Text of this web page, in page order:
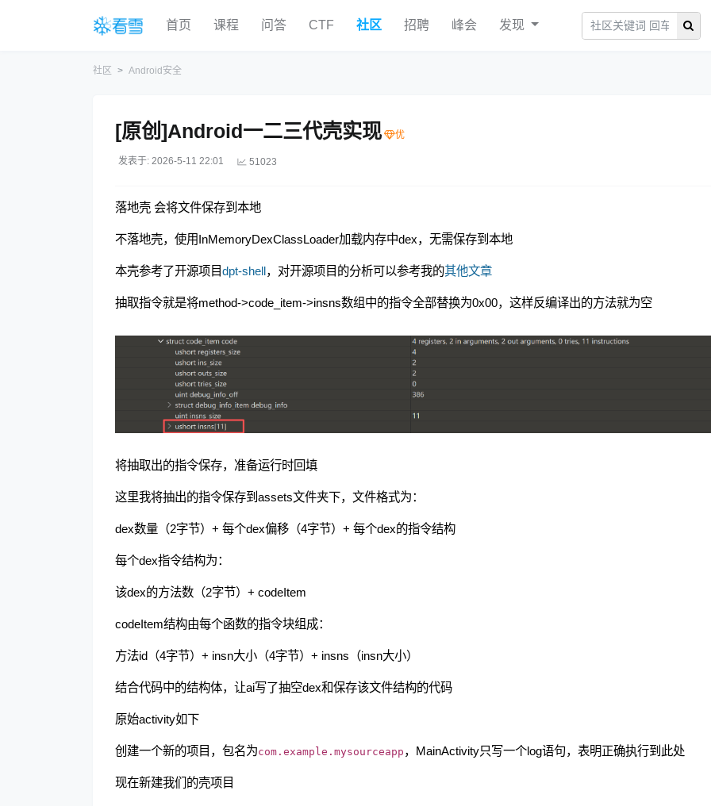
首页 课程 问答 CTF 社区 招聘 峰会 发现
社区 Android安全
[原创]Android一二三代壳实现
发表于: 2026-5-11 22:01 51023
落地壳 会将文件保存到本地
不落地壳，使用InMemoryDexClassLoader加载内存中dex，无需保存到本地
本壳参考了开源项目dpt-shell，对开源项目的分析可以参考我的其他文章
抽取指令就是将method->code_item->insns数组中的指令全部替换为0x00，这样反编译出的方法就为空
将抽取出的指令保存，准备运行时回填
这里我将抽出的指令保存到assets文件夹下，文件格式为：
dex数量（2字节）+ 每个dex偏移（4字节）+ 每个dex的指令结构
每个dex指令结构为：
该dex的方法数（2字节）+ codeItem
codeItem结构由每个函数的指令块组成：
方法id（4字节）+ insn大小（4字节）+ insns（insn大小）
结合代码中的结构体，让ai写了抽空dex和保存该文件结构的代码
原始activity如下
创建一个新的项目，包名为com.example.mysourceapp，MainActivity只写一个log语句，表明正确执行到此处
现在新建我们的壳项目